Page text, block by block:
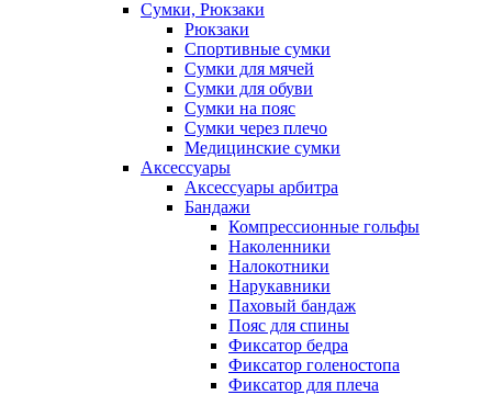
Сумки, Рюкзаки
Рюкзаки
Спортивные сумки
Сумки для мячей
Сумки для обуви
Сумки на пояс
Сумки через плечо
Медицинские сумки
Аксессуары
Аксессуары арбитра
Бандажи
Компрессионные гольфы
Наколенники
Налокотники
Нарукавники
Паховый бандаж
Пояс для спины
Фиксатор бедра
Фиксатор голеностопа
Фиксатор для плеча